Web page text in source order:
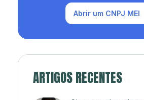
Abrir um CNPJ MEI
ARTIGOS RECENTES